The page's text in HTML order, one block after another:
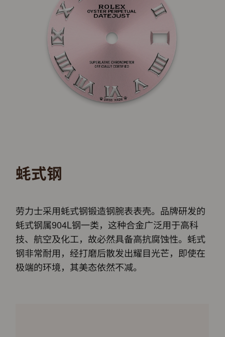
蚝式钢
劳力士采用蚝式钢锻造钢腕表表壳。品牌研发的
蚝式钢属904L钢一类，这种合金广泛用于高科
技、航空及化工，故必然具备高抗腐蚀性。蚝式
钢非常耐用，经打磨后散发出耀目光芒，即使在
极端的环境，其美态依然不减。